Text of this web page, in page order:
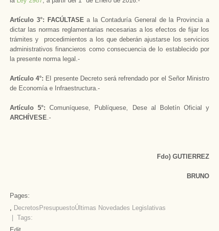
Artículo 3°: FACÚLTASEa la Contaduría General de la Provincia a
dictar las normas reglamentarias necesarias a los efectos de fijar los
trámites y procedimientos a los que deberán ajustarse los servicios
administrativos financieros como consecuencia de lo establecido por
la presente norma legal.-
Artículo 4°: El presente Decreto será refrendado por el Señor Ministro
de Economía e Infraestructura.-
Artículo 5°: Comuníquese, Publíquese, Dese al Boletín Oficial y
ARCHÍVESE.-
Fdo) GUTIERREZ
BRUNO
Pages:
, Decretos PresupuestoÚltimas Novedades Legislativas
| Tags: